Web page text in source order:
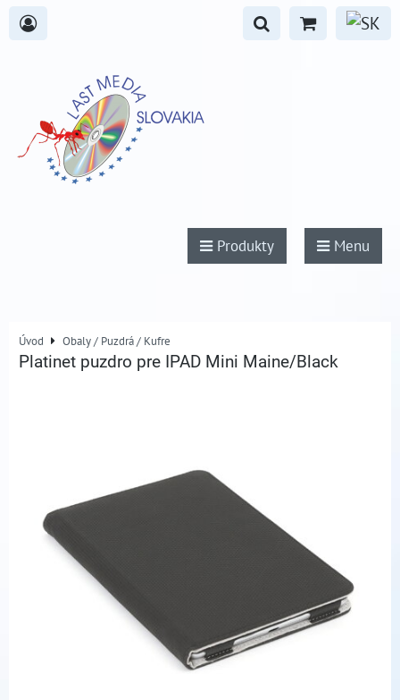
Produkty Menu
Úvod Obaly / Puzdrá / Kufre
Platinet puzdro pre IPAD Mini Maine/Black